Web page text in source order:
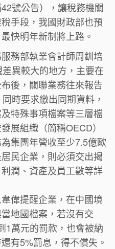
號公告），讓稅務機關
手段，我國財政部也預
快明年新制將上路。
務部執業會計師周釧培
異較大的地方，主要在
後，關聯業務往來報告
時要求繳出同期資料，
特殊事項檔案等三層檔
展組織（簡稱OECD）
集團年營收至少7.5億歐
民企業，則必須交出揭
潤、資產及員工數等詳
偉提醒企業，在中國境
地國檔案，若沒有交
1萬元的罰款，也會被納
有5%罰息，得不償失。